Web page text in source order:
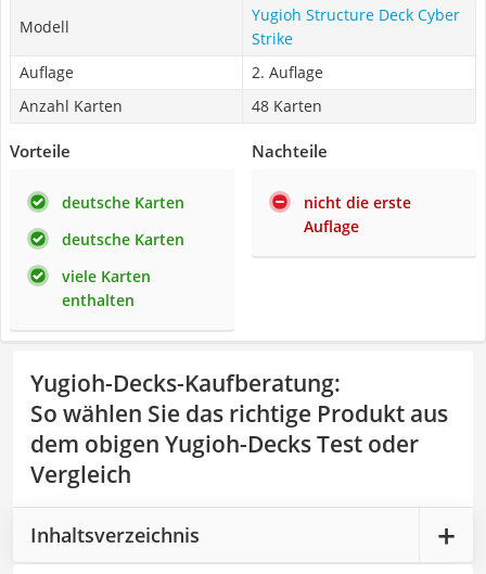
Modell
Yugioh Structure Deck Cyber
Strike
Auflage
2. Auflage
Anzahl Karten
48 Karten
Vorteile
deutsche Karten
deutsche Karten
viele Karten
enthalten
Nachteile
nicht die erste
Auflage
Yugioh-Decks-Kaufberatung:
So wählen Sie das richtige Produkt aus
dem obigen Yugioh-Decks Test oder
Vergleich
Inhaltsverzeichnis